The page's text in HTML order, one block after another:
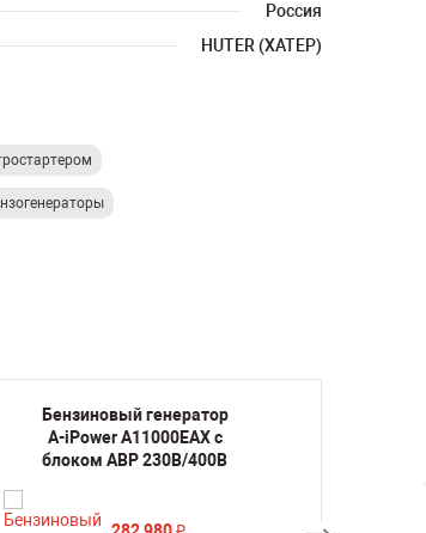
Россия
HUTER (ХАТЕР)
Бензиновый генератор
A-iPower A11000EAX с
блоком АВР 230В/400В